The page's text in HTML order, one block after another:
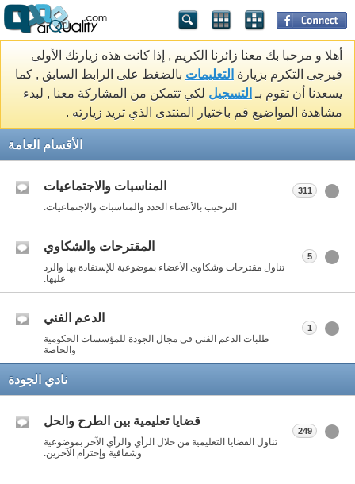
أهلا و مرحبا بك معنا زائرنا الكريم , إذا كانت هذه زيارتك الأولى
فيرجى التكرم بزيارة التعليمات بالضغط على الرابط السابق , كما
يسعدنا أن تقوم بـ التسجيل لكي تتمكن من المشاركة معنا , لبدء
مشاهدة المواضيع قم باختيار المنتدى الذي تريد زيارته .
الأقسام العامة
المناسبات والاجتماعيات
الترحيب بالأعضاء الجدد والمناسبات والاجتماعيات.
311
المقترحات والشكاوي
تناول مقترحات وشكاوى الأعضاء بموضوعية للإستفادة بها والرد
عليها.
5
الدعم الفني
طلبات الدعم الفني في مجال الجودة للمؤسسات الحكومية
والخاصة
1
نادي الجودة
قضايا تعليمية بين الطرح والحل
تناول القضايا التعليمية من خلال الرأي والرأي الآخر بموضوعية
وشفافية وإحترام الآخرين.
249